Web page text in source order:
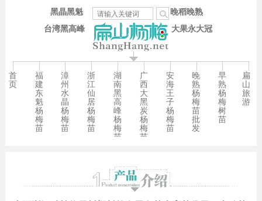
台湾黑高峰
晚稻晚熟
大果永大冠
黑晶黑魁
首
页
福
建
东
魁
杨
梅
苗
漳
州
水
晶
杨
梅
苗
浙
江
仙
居
杨
梅
苗
湖
南
黑
高
峰
杨
梅
苗
广
西
大
黑
炭
杨
梅
苗
安
海
王
子
杨
梅
苗
晚
熟
杨
梅
苗
批
发
早
熟
杨
梅
树
苗
扁
山
旅
游